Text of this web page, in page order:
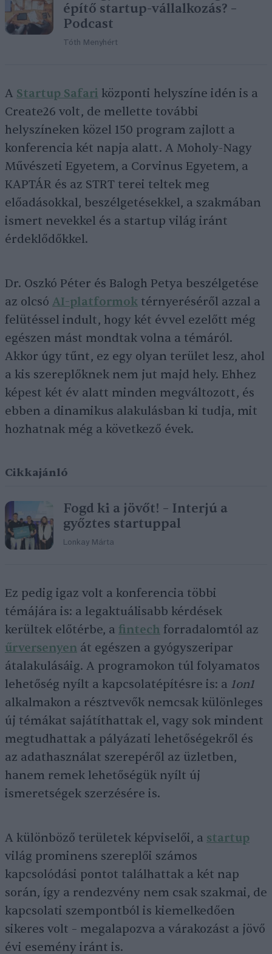
építő startup-vállalkozás? –
Podcast
Tóth Menyhért
A Startup Safari központi helyszíne idén is a
Create26 volt, de mellette további
helyszíneken közel 150 program zajlott a
konferencia két napja alatt. A Moholy-Nagy
Művészeti Egyetem, a Corvinus Egyetem, a
KAPTÁR és az STRT terei teltek meg
előadásokkal, beszélgetésekkel, a szakmában
ismert nevekkel és a startup világ iránt
érdeklődőkkel.
Dr. Oszkó Péter és Balogh Petya beszélgetése
az olcsó AI-platformok térnyeréséről azzal a
felütéssel indult, hogy két évvel ezelőtt még
egészen mást mondtak volna a témáról.
Akkor úgy tűnt, ez egy olyan terület lesz, ahol
a kis szereplőknek nem jut majd hely. Ehhez
képest két év alatt minden megváltozott, és
ebben a dinamikus alakulásban ki tudja, mit
hozhatnak még a következő évek.
Cikkajánló
Fogd ki a jövőt! – Interjú a
győztes startuppal
Lonkay Márta
Ez pedig igaz volt a konferencia többi
témájára is: a legaktuálisabb kérdések
kerültek előtérbe, a fintech forradalomtól az
űrversenyen át egészen a gyógyszeripar
átalakulásáig. A programokon túl folyamatos
lehetőség nyílt a kapcsolatépítésre is: a 1on1
alkalmakon a résztvevők nemcsak különleges
új témákat sajátíthattak el, vagy sok mindent
megtudhattak a pályázati lehetőségekről és
az adathasználat szerepéről az üzletben,
hanem remek lehetőségük nyílt új
ismeretségek szerzésére is.
A különböző területek képviselői, a startup
világ prominens szereplői számos
kapcsolódási pontot találhattak a két nap
során, így a rendezvény nem csak szakmai, de
kapcsolati szempontból is kiemelkedően
sikeres volt – megalapozva a várakozást a jövő
évi esemény iránt is.